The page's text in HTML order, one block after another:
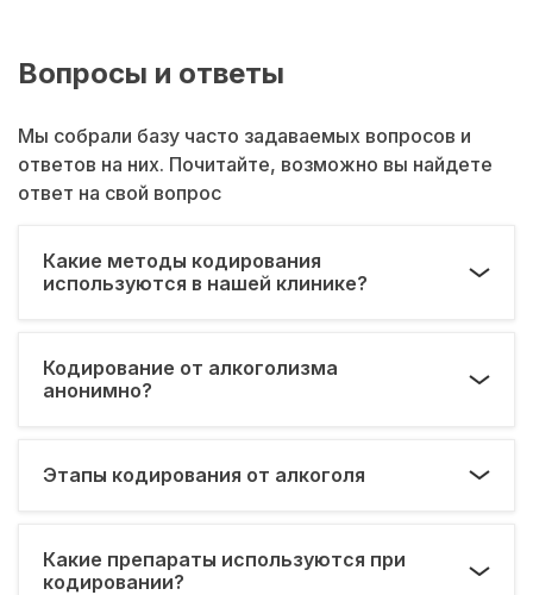
Вопросы и ответы
Мы собрали базу часто задаваемых вопросов и
ответов на них. Почитайте, возможно вы найдете
ответ на свой вопрос
Какие методы кодирования
используются в нашей клинике?
Кодирование от алкоголизма
анонимно?
Этапы кодирования от алкоголя
Какие препараты используются при
кодировании?